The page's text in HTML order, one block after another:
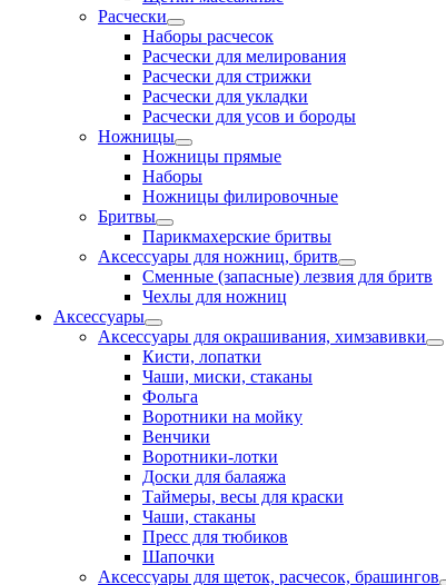
Расчески
Наборы расчесок
Расчески для мелирования
Расчески для стрижки
Расчески для укладки
Расчески для усов и бороды
Ножницы
Ножницы прямые
Наборы
Ножницы филировочные
Бритвы
Парикмахерские бритвы
Аксессуары для ножниц, бритв
Сменные (запасные) лезвия для бритв
Чехлы для ножниц
Аксессуары
Аксессуары для окрашивания, химзавивки
Кисти, лопатки
Чаши, миски, стаканы
Фольга
Воротники на мойку
Венчики
Воротники-лотки
Доски для балаяжа
Таймеры, весы для краски
Чаши, стаканы
Пресс для тюбиков
Шапочки
Аксессуары для щеток, расчесок, брашингов